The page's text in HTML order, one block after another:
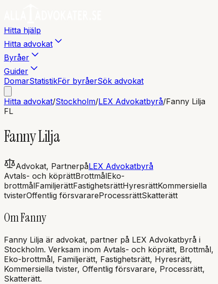
Hitta hjälp
Hitta advokat
Byråer
Guider
DomarStatistikFör byråerSök advokat
Hitta advokat/Stockholm/LEX Advokatbyrå/Fanny Lilja
FL
FannyLilja
Advokat, PartnerpåLEX Advokatbyrå
Avtals- och köprättBrottmålEko-
brottmålFamiljerättFastighetsrättHyresrättKommersiella
tvisterOffentlig försvarareProcessrättSkatterätt
OmFanny
Fanny Lilja är advokat, partner på LEX Advokatbyrå i
Stockholm. Verksam inom Avtals- och köprätt, Brottmål,
Eko-brottmål, Familjerätt, Fastighetsrätt, Hyresrätt,
Kommersiella tvister, Offentlig försvarare, Processrätt,
Skatterätt.